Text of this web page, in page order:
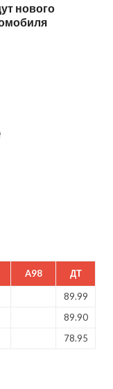
нового
A98 ДТ
89.99
89.90
78.95